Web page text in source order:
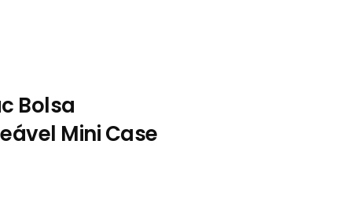
Bolsa
Mini Case